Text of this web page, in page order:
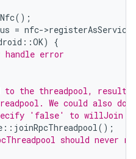
Nfc();
= nfc->registerAsService
::OK)
{
error
to the threadpool,
We could also do
'false' to willJoin in
:: joinRpcThreadpool();
should never